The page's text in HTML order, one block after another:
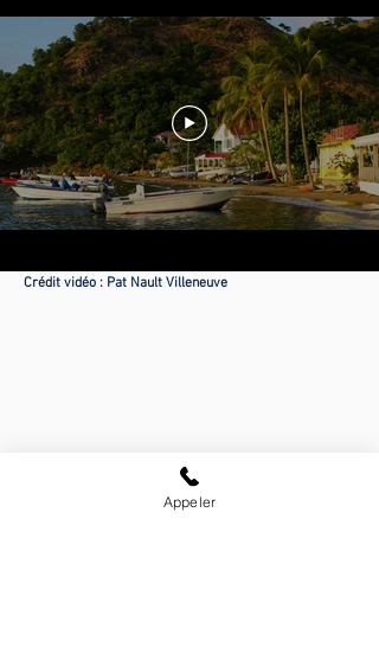
Crédit vidéo : Pat Nault Villeneuve
Appeler